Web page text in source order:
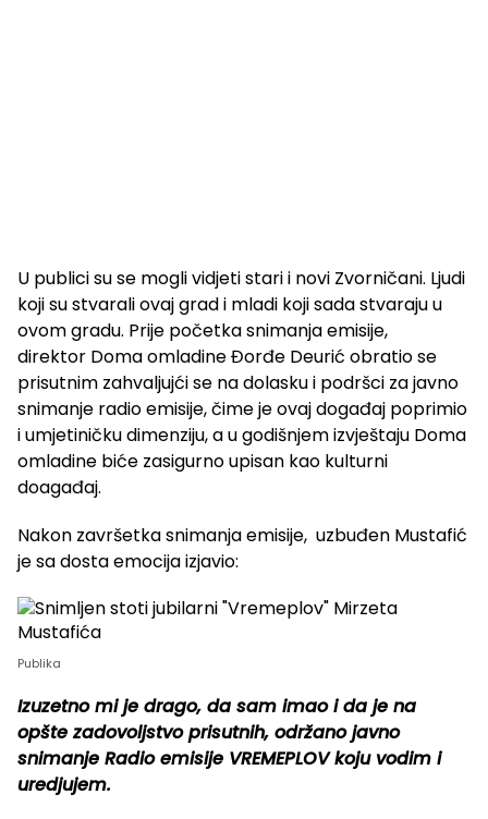
U publici su se mogli vidjeti stari i novi Zvorničani. Ljudi
koji su stvarali ovaj grad i mladi koji sada stvaraju u
ovom gradu. Prije početka snimanja emisije,
direktor Doma omladine Đorđe Deurić obratio se
prisutnim zahvaljujći se na dolasku i podršci za javno
snimanje radio emisije, čime je ovaj događaj poprimio
i umjetiničku dimenziju, a u godišnjem izvještaju Doma
omladine biće zasigurno upisan kao kulturni
doagađaj.
Nakon završetka snimanja emisije, uzbuđen Mustafić
je sa dosta emocija izjavio:
Publika
Izuzetno mi je drago, da sam imao i da je na
opšte zadovoljstvo prisutnih, održano javno
snimanje Radio emisije VREMEPLOV koju vodim i
uredjujem.